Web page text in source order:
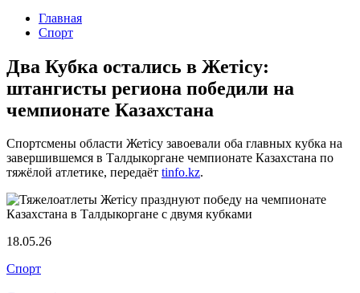
Главная
Спорт
Два Кубка остались в Жетісу:
штангисты региона победили на
чемпионате Казахстана
Спортсмены области Жетісу завоевали оба главных кубка на
завершившемся в Талдыкоргане чемпионате Казахстана по
тяжёлой атлетике, передаёт tinfo.kz.
18.05.26
Спорт